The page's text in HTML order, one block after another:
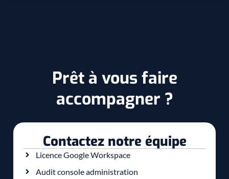
Prêt à vous faire
accompagner ?
Contactez notre équipe
Licence Google Workspace
Audit console administration